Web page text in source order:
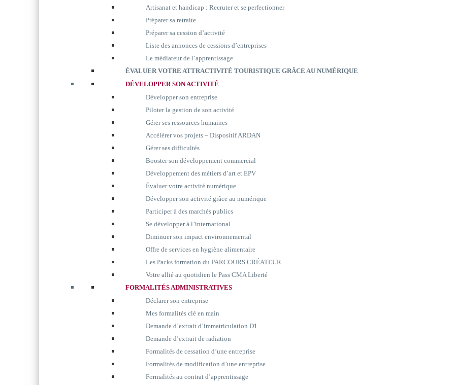
Artisanat et handicap : Recruter et se perfectionner
Préparer sa retraite
Préparer sa cession d’activité
Liste des annonces de cessions d’entreprises
Le médiateur de l’apprentissage
ÉVALUER VOTRE ATTRACTIVITÉ TOURISTIQUE GRÂCE AU NUMÉRIQUE
DÉVELOPPER SON ACTIVITÉ
Développer son entreprise
Piloter la gestion de son activité
Gérer ses ressources humaines
Accélérer vos projets – Dispositif ARDAN
Gérer ses difficultés
Booster son développement commercial
Développement des métiers d’art et EPV
Évaluer votre activité numérique
Développer son activité grâce au numérique
Participer à des marchés publics
Se développer à l’international
Diminuer son impact environnemental
Offre de services en hygiène alimentaire
Les Packs formation du PARCOURS CRÉATEUR
Votre allié au quotidien le Pass CMA Liberté
FORMALITÉS ADMINISTRATIVES
Déclarer son entreprise
Mes formalités clé en main
Demande d’extrait d’immatriculation D1
Demande d’extrait de radiation
Formalités de cessation d’une entreprise
Formalités de modification d’une entreprise
Formalités au contrat d’apprentissage